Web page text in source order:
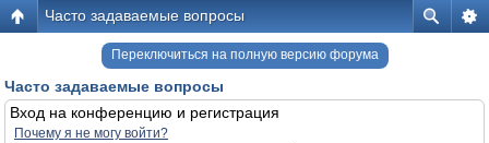
Часто задаваемые вопросы
Переключиться на полную версию форума
Часто задаваемые вопросы
Вход на конференцию и регистрация
Почему я не могу войти?